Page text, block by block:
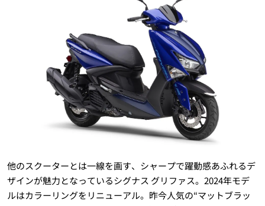
他のスクーターとは一線を画す、シャープで躍動感あふれるデ
ザインが魅力となっているシグナス グリファス。2024年モデ
ルはカラーリングをリニューアル。昨今人気の“マットブラッ